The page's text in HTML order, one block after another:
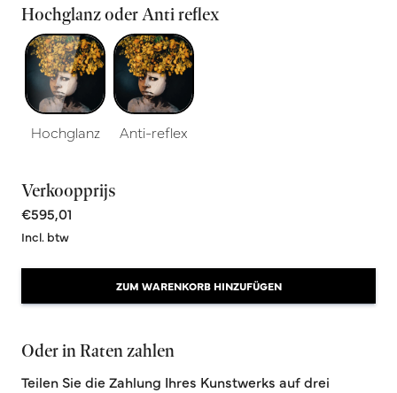
Hochglanz oder Anti reflex
Hochglanz Anti-reflex
Verkoopprijs
€595,01
Incl. btw
ZUM WARENKORB HINZUFÜGEN
Oder in Raten zahlen
Teilen Sie die Zahlung Ihres Kunstwerks auf drei